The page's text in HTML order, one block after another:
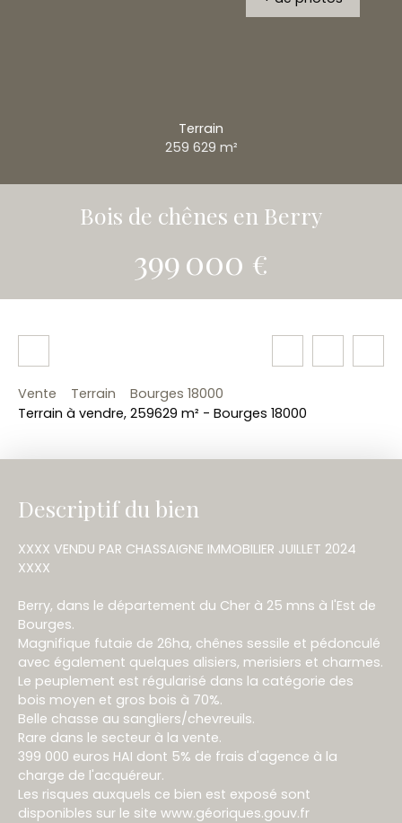
Terrain
259 629 m²
Bois de chênes en Berry
399 000 €
Vente Terrain
Bourges 18000
Terrain à vendre, 259629 m² - Bourges 18000
Descriptif du bien
XXXX VENDU PAR CHASSAIGNE IMMOBILIER JUILLET 2024
XXXX
Berry, dans le département du Cher à 25 mns à l'Est de
Bourges.
Magnifique futaie de 26ha, chênes sessile et pédonculé
avec également quelques alisiers, merisiers et charmes.
Le peuplement est régularisé dans la catégorie des
bois moyen et gros bois à 70%.
Belle chasse au sangliers/chevreuils.
Rare dans le secteur à la vente.
399 000 euros HAI dont 5% de frais d'agence à la
charge de l'acquéreur.
Les risques auxquels ce bien est exposé sont
disponibles sur le site www.géoriques.gouv.fr